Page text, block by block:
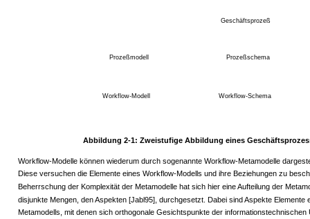
Geschäftsprozeß
Prozeßmodell Prozeßschema
Workflow-Modell Workflow-Schema
Abbildung 2-1: Zweistufige Abbildung eines
Workflow-Modelle können wiederum durch sogenannte Workflow-Metamodelle
Diese versuchen die Elemente eines Workflow-Modells und ihre Beziehungen zu
Beherrschung der Komplexität der Metamodelle hat sich hier eine Aufteilung der
disjunkte Mengen, den Aspekten [Jabl95], durchgesetzt. Dabei sind Aspekte Elemente
Metamodells, mit denen sich orthogonale Gesichtspunkte der